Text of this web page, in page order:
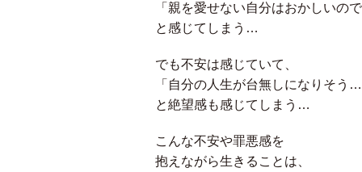
「親を愛せない自分はおかしいの
と感じてしまう…
でも不安は感じていて、
「自分の人生が台無しになりそう…
と絶望感も感じてしまう…
こんな不安や罪悪感を
抱えながら生きることは、